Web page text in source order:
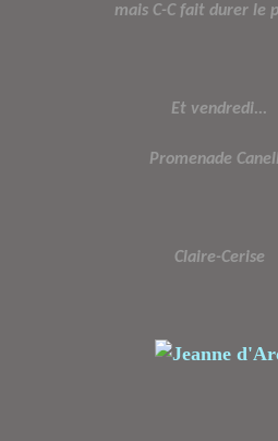
mais C-C fait durer le
Et vendredi...
Promenade
Claire-Cerise